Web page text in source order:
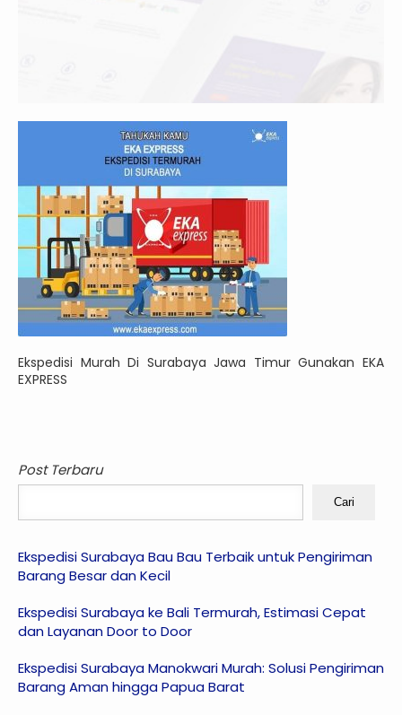
Ekspedisi Murah Di Surabaya Jawa Timur Gunakan EKA
EXPRESS
Post Terbaru
Cari
Ekspedisi Surabaya Bau Bau Terbaik untuk Pengiriman
Barang Besar dan Kecil
Ekspedisi Surabaya ke Bali Termurah, Estimasi Cepat
dan Layanan Door to Door
Ekspedisi Surabaya Manokwari Murah: Solusi Pengiriman
Barang Aman hingga Papua Barat